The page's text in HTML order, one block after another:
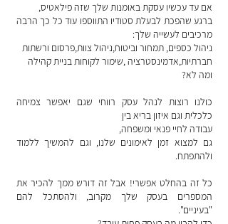
אם עד עכשיו עסקת באומנות שלך שזה פילאטיס,
ברגע שהפכת לבעלת סטודיו התווספו עוד כל כך הרבה
מרכיבים לעשייה שלך:
ניהול כספים, תמחור וביטוח,ניהול צוות,פרסום ורשתות
חברתיות,אדמינסטרציה ,שימור לקוחות בניית קהילה
ומה לא?
כולנו רוצות לנהל עסק רווחי שגם יאפשר צמיחה
כלכלית וגם איזון בריא בין
עבודה לחיי פנאי ומשפחה,
גם למצוא זמן לאימונים שלנו, וגם להמשיך ללמוד
ולהתפתח.
כל זה בהחלט אפשרי! אבל זה דורש ממך להכיר את
המספרים בעסק שלך מקרוב, ולהסתכל להם
"בעיניים".